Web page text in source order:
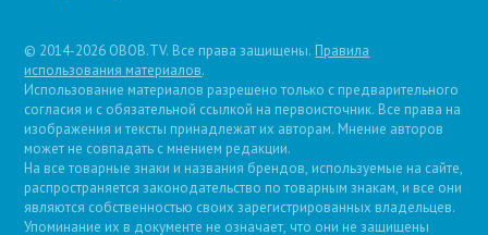
© 2014-2026 OBOB.TV. Все права защищены. Правила
использования материалов.
Использование материалов разрешено только с предварительного
согласия и с обязательной ссылкой на первоисточник. Все права на
изображения и тексты принадлежат их авторам. Мнение авторов
может не совпадать с мнением редакции.
На все товарные знаки и названия брендов, используемые на сайте,
распространяется законодательство по товарным знакам, и все они
являются собственностью своих зарегистрированных владельцев.
Упоминание их в документе не означает, что они не защищены